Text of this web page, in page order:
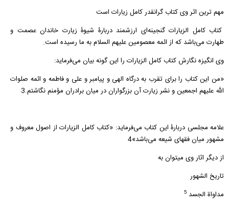
مهم ترین اثر وی کتاب گرانقدر کامل زیارات است
كتاب كامل الزيارات گنجينه‌اى ارزشمند دربارۀ شيوۀ زیارت خاندان عصمت و
طهارت مى‌باشد كه از ائمه معصومين عليهم السلام به ما رسيده است.
وى انگيزه نگارش كتاب كامل الزيارات را اين گونه بيان مى‌فرمايد:
«من اين كتاب را براى تقرب به درگاه الهى و پیامبر و علی و فاطمه و ائمه صلوات
الله عليهم اجمعين و نشر زيارت آن بزرگواران در ميان برادران مؤمنم نگاشتم.3
علامه مجلسی دربارۀ اين كتاب مى‌فرمايد: «كتاب كامل الزيارات از اصول معروف و
مشهور ميان فقهاى شيعه مى‌باشد»4
از دیگر اثار وی میتوان به
تاریخ الشهور
مداواة الجسد‌